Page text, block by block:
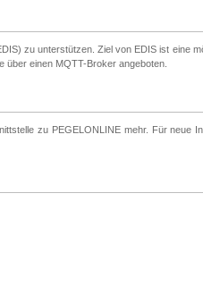
zu unterstützen. Ziel von EDIS ist eine
einen MQTT-Broker angeboten.
zu PEGELONLINE mehr. Für neue